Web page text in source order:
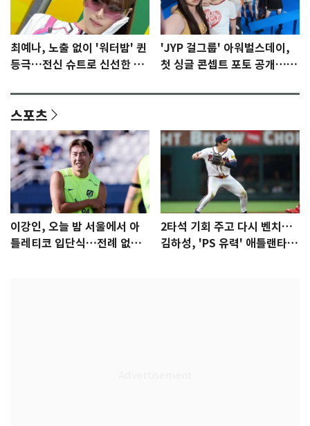
최예나, 노출 없이 '워터밤' 퀸
등극…전신 슈트로 신선한 충
'JYP 걸그룹' 아워벌스데이,
첫 싱글 콘셉트 포토 공개…청
스포츠
이강인, 오늘 밤 서울에서 아
틀레티코 입단식…전례 없는
2타석 기회 주고 다시 벤치…
김하성, 'PS 유력' 애틀랜타에